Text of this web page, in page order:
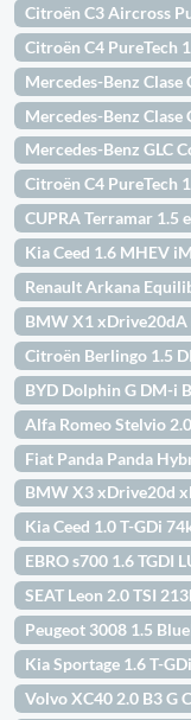
Citroën C3 Aircross
Citroën C4 PureTech
Mercedes-Benz Clase
Mercedes-Benz Clase
Mercedes-Benz GLC
Citroën C4 PureTech
CUPRA Terramar 1.5
Kia Ceed 1.6 MHEV
Renault Arkana
BMW X1 xDrive20dA
Citroën Berlingo 1.5
BYD Dolphin G DM-i
Alfa Romeo Stelvio
Fiat Panda Panda
BMW X3 xDrive20d
Kia Ceed 1.0 T-GDi
EBRO s700 1.6 TGDI
SEAT Leon 2.0 TSI
Peugeot 3008 1.5
Kia Sportage 1.6 T-
Volvo XC40 2.0 B3 G